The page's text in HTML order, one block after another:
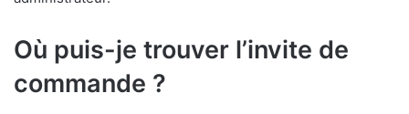
Où puis-je trouver l’invite de
commande ?